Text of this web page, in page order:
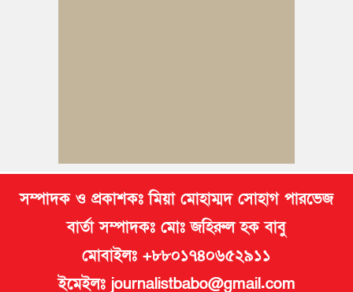
সম্পাদক ও প্রকাশকঃ মিয়া মোহাম্মদ সোহাগ পারভেজ
বার্তা সম্পাদকঃ মোঃ জহিরুল হক বাবু
মোবাইলঃ +৮৮০১৭৪০৬৫২৯১১
ইমেইলঃ journalistbabo@gmail.com